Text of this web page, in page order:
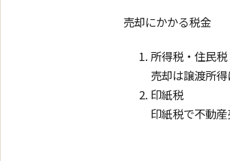
売却にかかる税金
所得税・住民税
売却は譲渡所
印紙税
印紙税で不動産